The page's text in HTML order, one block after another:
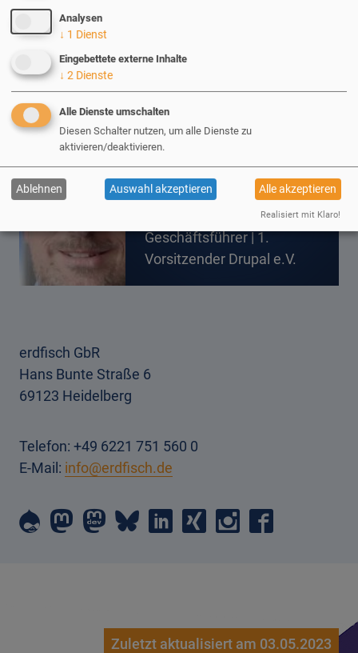
Ihr Ansprechpartner
Frank Holldorff
Business Development |
Geschäftsführer | 1.
Vorsitzender Drupal e.V.
erdfisch GbR
Hans Bunte Straße 6
69123 Heidelberg
Telefon: +49 6221 751 560 0
E-Mail: info@erdfisch.de
erdfisch
on
erdfisch
on
erdfisch
on
erdfisch
on
erdfisch
on
erdfisch
on
erdfisch
on
Zuletzt aktualisiert am 03.05.2023
Analysen
↓ 1 Dienst
Eingebettete externe Inhalte
↓ 2 Dienste
Alle Dienste umschalten
Diesen Schalter nutzen, um alle Dienste zu
aktivieren/deaktivieren.
Ablehnen Auswahl akzeptieren Alle akzeptieren
Realisiert mit Klaro!